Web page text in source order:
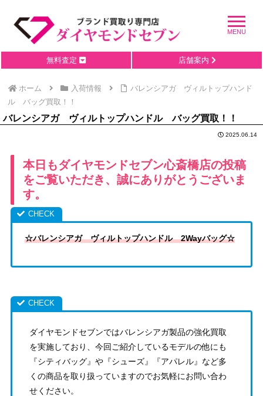
無料査定 店舗案内
ホーム 入荷情報
バレンシアガ ヴィルトップハンド
ル バッグ買取！！
バレンシアガ ヴィルトップハンドル バッグ買取！！
2025.06.14
本日もダイヤモンドセブン心斎橋店の投稿
をご覧いただき、誠にありがとうございま
す。
☆バレンシアガ ヴィルトップハンドル 2Wayバッグ☆
ダイヤモンドセブンではバレンシアガ製品の強化買取
を実施しており、今回ご紹介しているモデルの他にも
『シティバッグ』や『シューズ』『アパレル』など多
くの商品を取り扱っていますのでお気軽にお問い合わ
せください。